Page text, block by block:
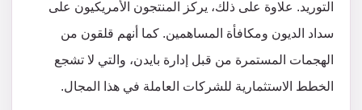
التوريد. علاوة على ذلك، يركز المنتجون الأمريكيون على
سداد الديون ومكافأة المساهمين. كما أنهم قلقون من
الهجمات المستمرة من قبل إدارة بايدن، والتي لا تشجع
الخطط الاستثمارية للشركات العاملة في هذا المجال.